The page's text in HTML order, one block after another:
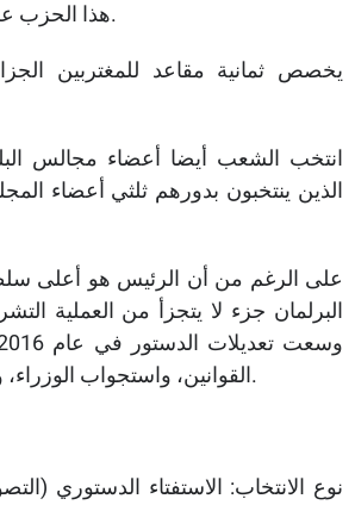
هذا الحزب على 50٪ من المقاعد.
الذين ينتخبون بدورهم ثلثي أعضاء
البرلمان جزء لا يتجزأ من العملية
القوانين، واستجواب الوزراء، وإقالة رئيس الوزراء.
نوع الانتخاب: الاستفتاء الدستوري